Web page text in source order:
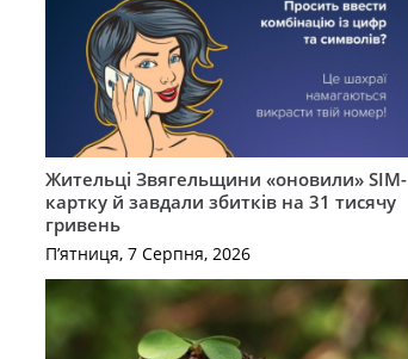
Жительці Звягельщини «оновили» SIM-
картку й завдали збитків на 31 тисячу
гривень
П’ятниця, 7 Серпня, 2026